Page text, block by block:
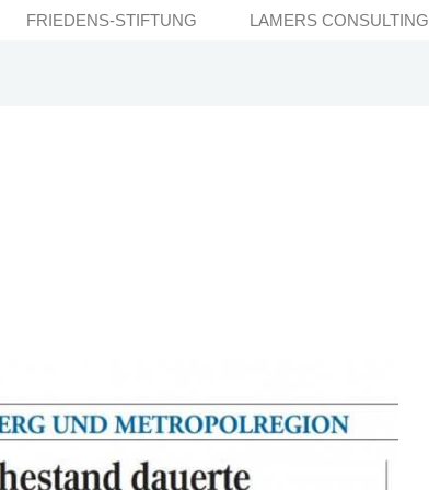
FRIEDENS-STIFTUNG LAMERS CONSULTING